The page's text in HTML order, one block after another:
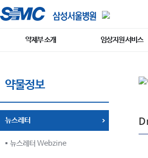
약제부 소개 임상지원 서비스
약물정보
뉴스레터
뉴스레터 Webzine